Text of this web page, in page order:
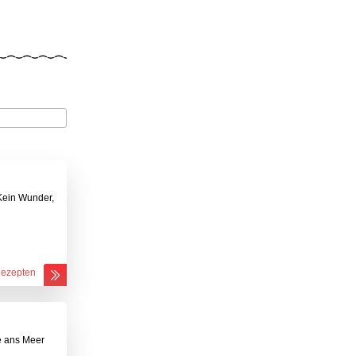
Wunder,
ans Meer